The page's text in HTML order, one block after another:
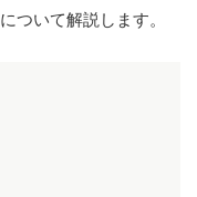
について解説します。